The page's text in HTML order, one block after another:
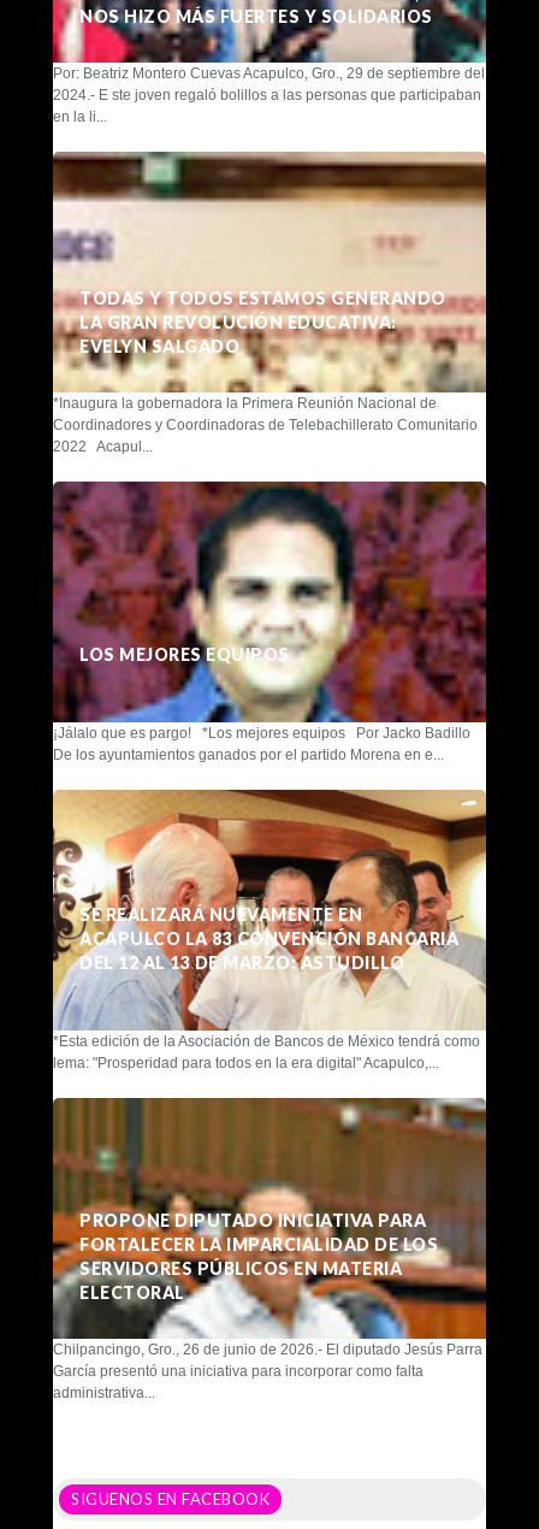
NOS HIZO MÁS FUERTES Y SOLIDARIOS
Por: Beatriz Montero Cuevas Acapulco, Gro., 29 de septiembre del
2024.- E ste joven regaló bolillos a las personas que participaban
en la li...
TODAS Y TODOS ESTAMOS GENERANDO
LA GRAN REVOLUCIÓN EDUCATIVA:
EVELYN SALGADO
*Inaugura la gobernadora la Primera Reunión Nacional de
Coordinadores y Coordinadoras de Telebachillerato Comunitario
2022 Acapul...
LOS MEJORES EQUIPOS
¡Jálalo que es pargo! *Los mejores equipos Por Jacko Badillo
De los ayuntamientos ganados por el partido Morena en e...
SE REALIZARÁ NUEVAMENTE EN
ACAPULCO LA 83 CONVENCIÓN BANCARIA
DEL 12 AL 13 DE MARZO: ASTUDILLO
*Esta edición de la Asociación de Bancos de México tendrá como
lema: "Prosperidad para todos en la era digital" Acapulco,...
PROPONE DIPUTADO INICIATIVA PARA
FORTALECER LA IMPARCIALIDAD DE LOS
SERVIDORES PÚBLICOS EN MATERIA
ELECTORAL
Chilpancingo, Gro., 26 de junio de 2026.- El diputado Jesús Parra
García presentó una iniciativa para incorporar como falta
administrativa...
SIGUENOS EN FACEBOOK